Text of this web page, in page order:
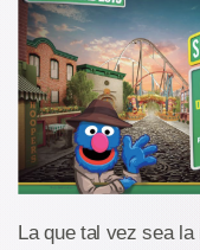
La que tal vez sea